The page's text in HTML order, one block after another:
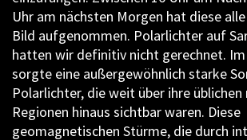
Uhr am nächsten Morgen hat diese
Bild aufgenommen. Polarlichter auf
hatten wir definitiv nicht gerechnet. Im
sorgte eine außergewöhnlich starke
Polarlichter, die weit über ihre üblichen
Regionen hinaus sichtbar waren. Diese
geomagnetischen Stürme, die durch